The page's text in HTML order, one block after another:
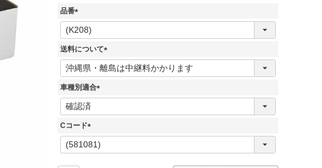
品番
(
必
須
送料について
(
必
車種別適合
(
Cコード
(
必